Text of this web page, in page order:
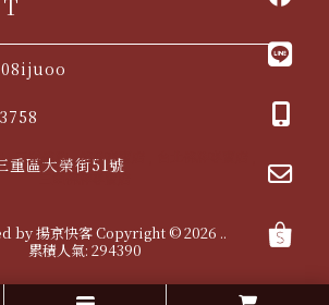
重區大榮街51號
三重佛牌 佛牌專賣店
三重佛牌專賣店
by揚京快客Copyright © 2026 ..
累積人氣: 294390